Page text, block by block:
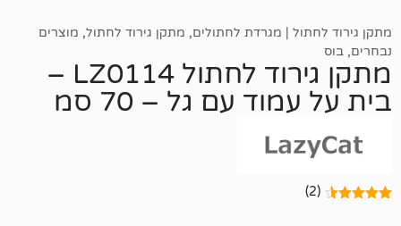
| מגרדת לחתולים מתקן גירוד לחתול ,מוצרים
מתקן גירוד לחתול LZ0114 –
עם גל – 70 סמ